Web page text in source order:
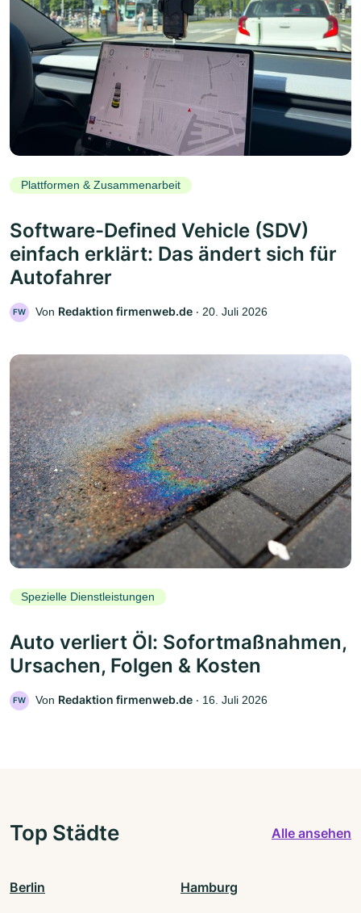
Plattformen & Zusammenarbeit
Software-Defined Vehicle (SDV)
einfach erklärt: Das ändert sich für
Autofahrer
FW Von Redaktion firmenweb.de ‧ 20. Juli 2026
Spezielle Dienstleistungen
Auto verliert Öl: Sofortmaßnahmen,
Ursachen, Folgen & Kosten
FW Von Redaktion firmenweb.de ‧ 16. Juli 2026
Top Städte Alle ansehen
Berlin Hamburg